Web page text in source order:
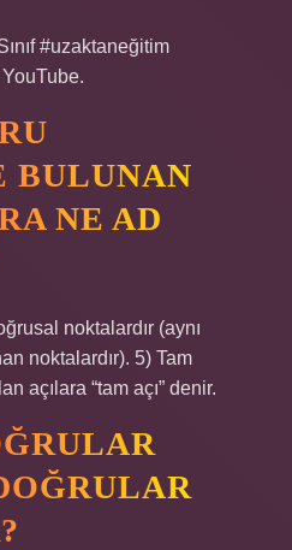
#uzaktaneğitim
BULUNAN
NE AD
noktalardır (aynı
noktalardır). 5) Tam
açılara “tam açı” denir.